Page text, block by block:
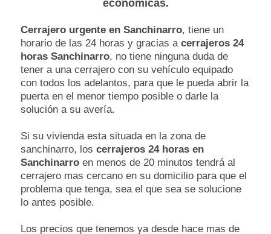
económicas.
Cerrajero urgente en Sanchinarro, tiene un
horario de las 24 horas y gracias a cerrajeros 24
horas Sanchinarro, no tiene ninguna duda de
tener a una cerrajero con su vehículo equipado
con todos los adelantos, para que le pueda abrir la
puerta en el menor tiempo posible o darle la
solución a su avería.
Si su vivienda esta situada en la zona de
sanchinarro, los cerrajeros 24 horas en
Sanchinarro en menos de 20 minutos tendrá al
cerrajero mas cercano en su domicilio para que el
problema que tenga, sea el que sea se solucione
lo antes posible.
Los precios que tenemos ya desde hace mas de